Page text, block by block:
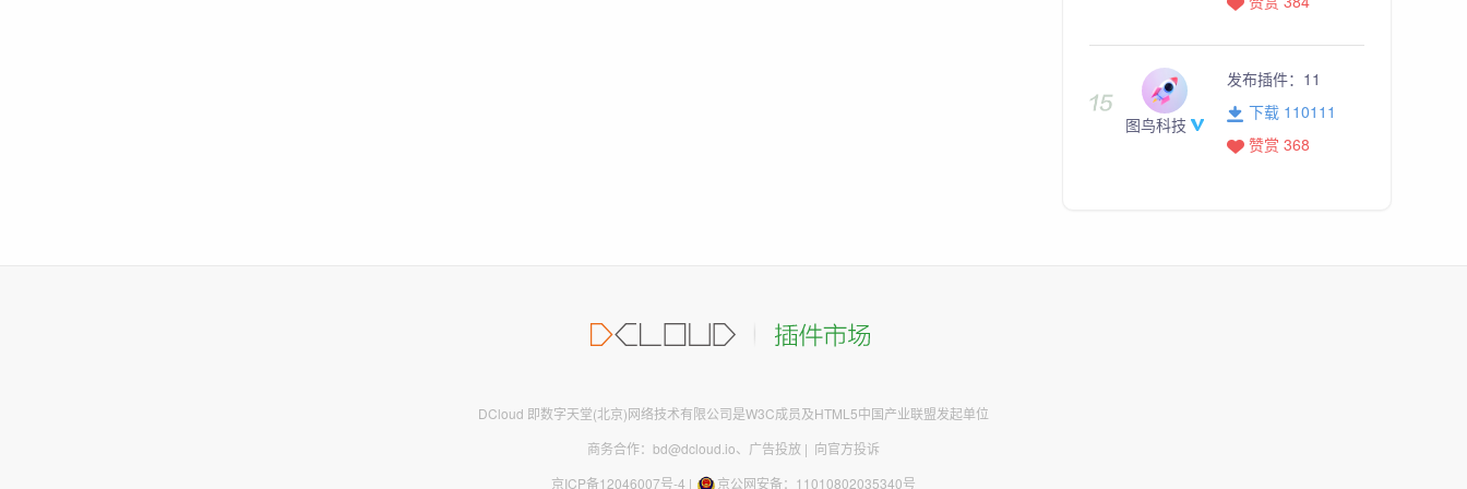
图鸟科技
发布插件： 11
下载 110111
赞赏 368
DCloud 即数字天堂(北京)网络技术有限公司是W3C成员及HTML5中国产业联盟发起单位
商务合作：bd@dcloud.io、 广告投放 | 向官方投诉
京ICP备12046007号-4 | 京公网安备：11010802035340号